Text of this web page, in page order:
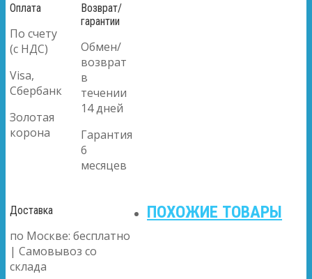
Оплата
По счету
(с НДС)
Visa,
Сбербанк
Золотая
корона
Возврат/
гарантии
Обмен/
возврат
в
течении
14 дней
Гарантия
6
месяцев
Доставка
по Москве: бесплатно
| Самовывоз со
склада
ПОХОЖИЕ ТОВАРЫ